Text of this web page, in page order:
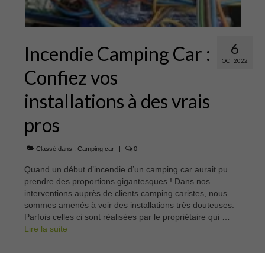
6
OCT 2022
Incendie Camping Car :
Confiez vos
installations à des vrais
pros
Classé dans : Camping car 0
Quand un début d’incendie d’un camping car aurait pu
prendre des proportions gigantesques ! Dans nos
interventions auprès de clients camping caristes, nous
sommes amenés à voir des installations très douteuses.
Parfois celles ci sont réalisées par le propriétaire qui …
Lire la suite­­